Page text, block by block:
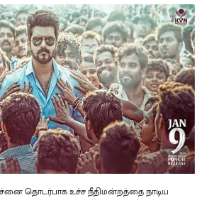
தொடர்பாக உச்ச நீதிமன்றத்தை நாடிய